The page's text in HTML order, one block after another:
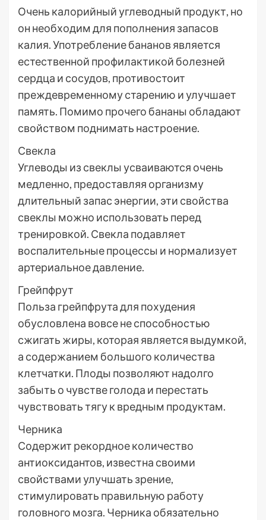
Очень калорийный углеводный продукт, но
он необходим для пополнения запасов
калия. Употребление бананов является
естественной профилактикой болезней
сердца и сосудов, противостоит
преждевременному старению и улучшает
память. Помимо прочего бананы обладают
свойством поднимать настроение.
Свекла
Углеводы из свеклы усваиваются очень
медленно, предоставляя организму
длительный запас энергии, эти свойства
свеклы можно использовать перед
тренировкой. Свекла подавляет
воспалительные процессы и нормализует
артериальное давление.
Грейпфрут
Польза грейпфрута для похудения
обусловлена вовсе не способностью
сжигать жиры, которая является выдумкой,
а содержанием большого количества
клетчатки. Плоды позволяют надолго
забыть о чувстве голода и перестать
чувствовать тягу к вредным продуктам.
Черника
Содержит рекордное количество
антиоксидантов, известна своими
свойствами улучшать зрение,
стимулировать правильную работу
головного мозга. Черника обязательно